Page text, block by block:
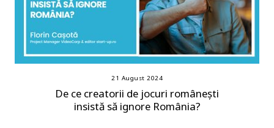
21 August 2024
De ce creatorii de jocuri românești
insistă să ignore România?